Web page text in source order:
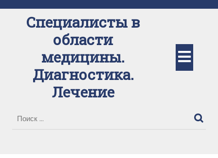
содержимомуСпециалисты в
области
медицины.
Диагностика.
Лечение